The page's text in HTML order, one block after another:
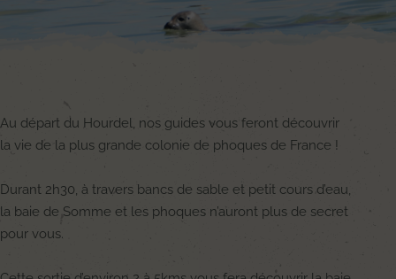
Au départ du Hourdel, nos guides vous feront découvrir
la vie de la plus grande colonie de phoques de France !
Durant 2h30, à travers bancs de sable et petit cours d’eau,
la baie de Somme et les phoques n’auront plus de secret
pour vous.